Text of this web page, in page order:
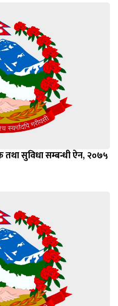
तथा सुविधा सम्बन्धी ऐन, २०७५